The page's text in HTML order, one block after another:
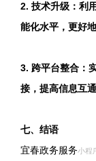
2. 技术升级：利
能化水平，更好
3. 跨平台整合：
接，提高信息互
七、结语
宜春政务服务小程